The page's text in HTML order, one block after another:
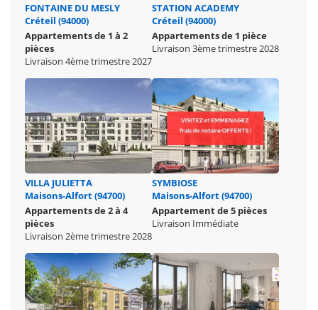
FONTAINE DU MESLY
Créteil (94000)
Appartements de 1 à 2
pièces
Livraison 4ème trimestre 2027
STATION ACADEMY
Créteil (94000)
Appartements de 1 pièce
Livraison 3ème trimestre 2028
VILLA JULIETTA
Maisons-Alfort (94700)
Appartements de 2 à 4
pièces
Livraison 2ème trimestre 2028
SYMBIOSE
Maisons-Alfort (94700)
Appartement de 5 pièces
Livraison Immédiate